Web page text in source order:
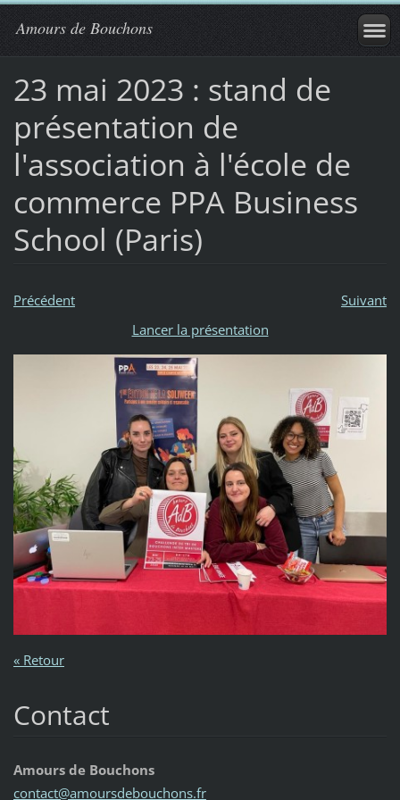
Amours de Bouchons
23 mai 2023 : stand de
présentation de
l'association à l'école de
commerce PPA Business
School (Paris)
Précédent
Suivant
Lancer la présentation
« Retour
Contact
Amours de Bouchons
contact@amoursdebouchons.fr